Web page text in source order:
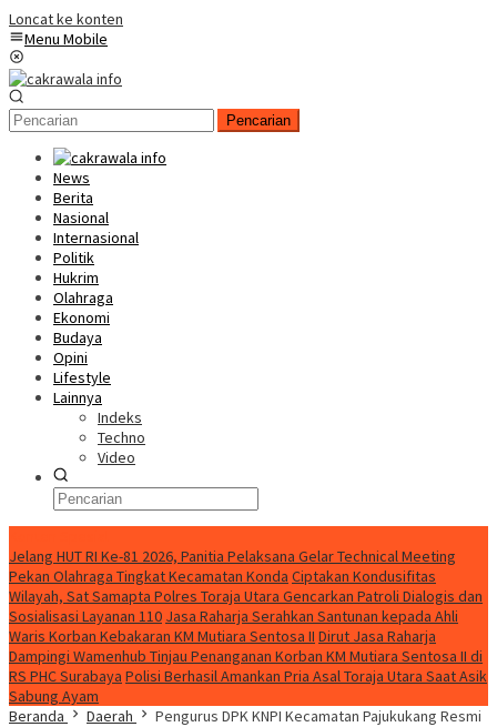
Loncat ke konten
Menu Mobile
Pencarian
News
Berita
Nasional
Internasional
Politik
Hukrim
Olahraga
Ekonomi
Budaya
Opini
Lifestyle
Lainnya
Indeks
Techno
Video
Jelang HUT RI Ke-81 2026, Panitia Pelaksana Gelar Technical Meeting
Pekan Olahraga Tingkat Kecamatan Konda Ciptakan Kondusifitas
Wilayah, Sat Samapta Polres Toraja Utara Gencarkan Patroli Dialogis dan
Sosialisasi Layanan 110 Jasa Raharja Serahkan Santunan kepada Ahli
Waris Korban Kebakaran KM Mutiara Sentosa II Dirut Jasa Raharja
Dampingi Wamenhub Tinjau Penanganan Korban KM Mutiara Sentosa II di
RS PHC Surabaya Polisi Berhasil Amankan Pria Asal Toraja Utara Saat Asik
Sabung Ayam
Beranda
Daerah
Pengurus DPK KNPI Kecamatan Pajukukang Resmi